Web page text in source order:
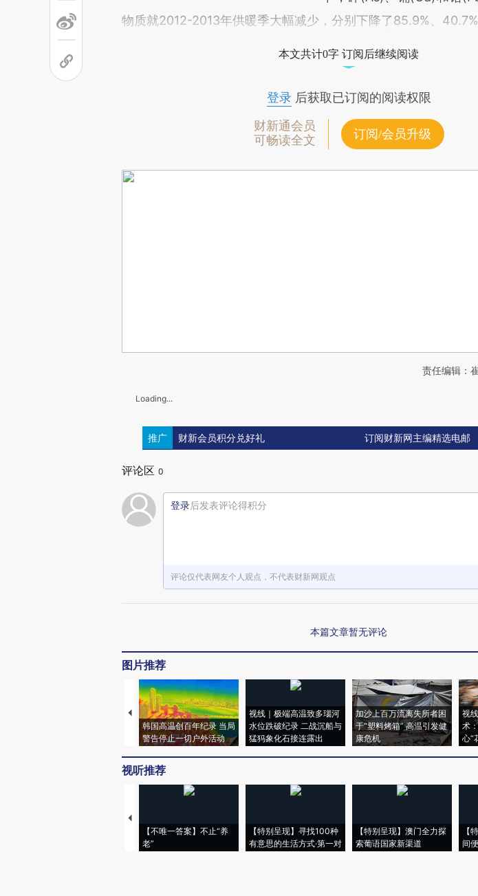
物质就2012-2013年供暖季大幅减少，分别下降了85.9%、40.7%
本文共计0字 订阅后继续阅读
登录后获取已订阅的阅读权限
财新通会员
可畅读全文
订阅/会员升级
责任编辑：
Loading...
推广 财新会员积分兑好礼 订阅财新网主编精选电邮
评论区 0
登录后发表评论得积分
评论仅代表网友个人观点，不代表财新网观点
本篇文章暂无评论
图片推荐
韩国高温创百年纪录 当局
警告停止一切户外活动
视线｜极端高温致多瑙河
水位跌破纪录 二战沉船与
猛犸象化石接连露出
加沙上百万流离失所者困
于“塑料烤箱” 高温引发健
康危机
视
术
心“
视听推荐
【不唯一答案】不止“养
老”
【特别呈现】寻找100种
有意思的生活方式·第一对
【特别呈现】澳门全力探
索葡语国家新渠道
【
间